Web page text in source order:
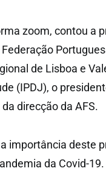
zoom, contou a
de Lisboa e
(IPDJ), o
direcção da AFS.
importância deste
da Covid-